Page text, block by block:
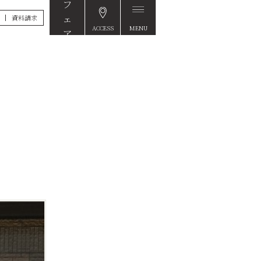
資料請求
ACCESS MENU